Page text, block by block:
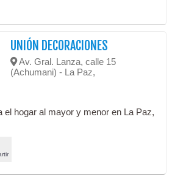
UNIÓN DECORACIONES
Av. Gral. Lanza, calle 15
(Achumani) - La Paz,
el hogar al mayor y menor en La Paz,